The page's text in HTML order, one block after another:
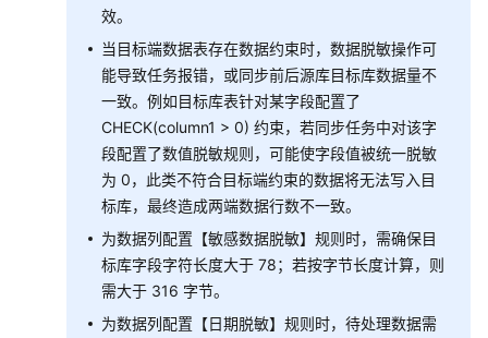
效。
当目标端数据表存在数据约束时，数据脱敏操作可
能导致任务报错，或同步前后源库目标库数据量不
一致。例如目标库表针对某字段配置了
CHECK(column1 > 0) 约束，若同步任务中对该字
段配置了数值脱敏规则，可能使字段值被统一脱敏
为 0，此类不符合目标端约束的数据将无法写入目
标库，最终造成两端数据行数不一致。
为数据列配置【敏感数据脱敏】规则时，需确保目
标库字段字符长度大于 78；若按字节长度计算，则
需大于 316 字节。
为数据列配置【日期脱敏】规则时，待处理数据需